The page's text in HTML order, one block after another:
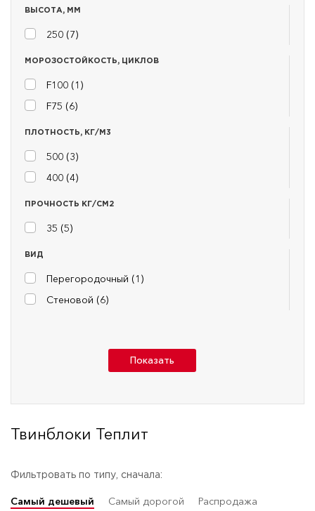
ВЫСОТА, ММ
250 (7)
МОРОЗОСТОЙКОСТЬ, ЦИКЛОВ
F100 (1 )
F75 (6)
ПЛОТНОСТЬ, КГ/М3
500 (3)
400 (4)
ПРОЧНОСТЬ КГ/СМ2
35 (5)
ВИД
Перегородочный (1 )
Стеновой (6)
Показать
Твинблоки Теплит
Фильтровать по типу, сначала:
Самый дешевый Самый дорогой
Распродажа